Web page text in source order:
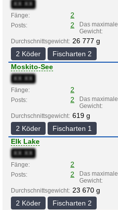
XX:XX
Fänge:
2
Posts: 2
Das maximale
Gewicht:
Durchschnittsgewicht: 26 777 g
2 Köder
Fischarten 2
Moskito-See
XX:XX
Fänge:
2
Posts: 2
Das maximale
Gewicht:
Durchschnittsgewicht: 619 g
2 Köder
Fischarten 1
Elk Lake
XX:XX
Fänge:
2
Posts: 2
Das maximale
Gewicht:
Durchschnittsgewicht: 23 670 g
2 Köder
Fischarten 2